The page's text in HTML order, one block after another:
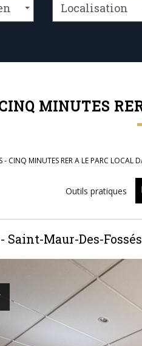
Localisation
MINUTES
- CINQ MINUTES RER A LE PARC LOCAL
Outils pratiques
Maur-Des-Fossés